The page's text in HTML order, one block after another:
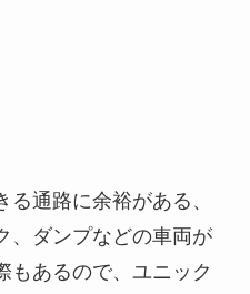
通路に余裕がある、
、ダンプなどの車両が
もあるので、ユニック